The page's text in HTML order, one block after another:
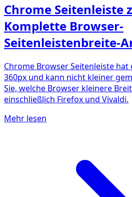
Chrome Seitenleiste
Komplette Browser-
Seitenleistenbreite-
Chrome Browser Seitenleiste
360px und kann nicht kleiner
Sie, welche Browser kleinere
einschließlich Firefox und Vivaldi.
Mehr lesen